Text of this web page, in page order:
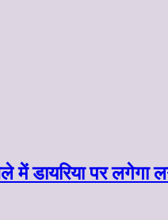
डायरिया पर लगेगा